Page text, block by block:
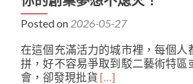
Posted on 2026-05-27
在這個充滿活力的城市裡，每個人
拼，好不容易爭取到駁二藝術特區
會，卻發現批貨 Read
[…]
章
導
覽